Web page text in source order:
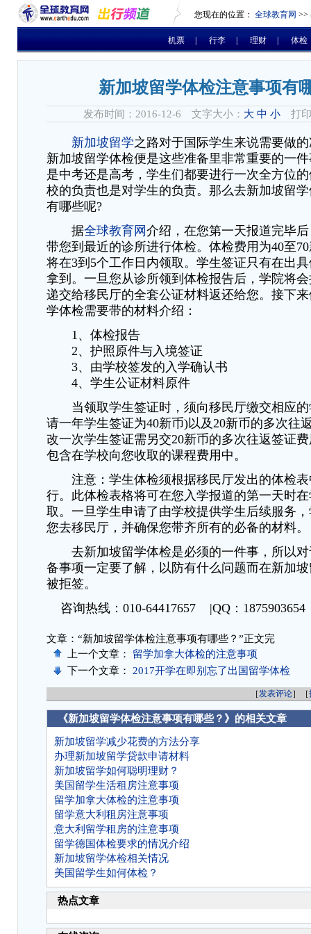
您现在的位置： 全球教育网 >>
机票 行李 理财 体检
新加坡留学体检注意事项有
发布时间：2016-12-6 文字大小： 大 中 小 打
新加坡留学之路对于国际学生来说需要做
新加坡留学体检便是这些准备里非常重要的一
是中考还是高考，学生们都要进行一次全方位
校的负责也是对学生的负责。那么去新加坡留
有哪些呢?
据全球教育网 介绍，在您第一天报道完毕
带您到最近的诊所进行体检。体检费用为40至
将在3到5个工作日内领取。学生签证只有在出
拿到。一旦您从诊所领到体检报告后，学院将
递交给移民厅的全套公证材料返还给您。接下
学体检需要带的材料介绍：
1、体检报告
2、护照原件与入境签证
3、由学校签发的入学确认书
4、学生公证材料原件
当领取学生签证时，须向移民厅缴交相应的
请一年学生签证为40新币)以及20新币的多次往
改一次学生签证需另交20新币的多次往返签证
包含在学校向您收取的课程费用中。
注意：学生体检须根据移民厅发出的体检表
行。此体检表格将可在您入学报道的第一天时
取。一旦学生申请了由学校提供学生后续服务
您去移民厅，并确保您带齐所有的必备的材料。
去新加坡留学体检是必须的一件事，所以对
备事项一定要了解，以防有什么问题而在新加
被拒签。
咨询热线：010-64417657 |QQ：1875903654
文章：“新加坡留学体检注意事项有哪些？”正文完
上一个文章： 留学加拿大体检的注意事项
下一个文章： 2017开学在即别忘了出国留学体检
［发表评论］［
《新加坡留学体检注意事项有哪些？》的相关文章
新加坡留学减少花费的方法分享
办理新加坡留学贷款申请材料
新加坡留学如何聪明理财？
美国留学生活租房注意事项
留学加拿大体检的注意事项
留学意大利租房注意事项
意大利留学租房的注意事项
留学德国体检要求的情况介绍
新加坡留学体检相关情况
美国留学生如何体检？
热点文章